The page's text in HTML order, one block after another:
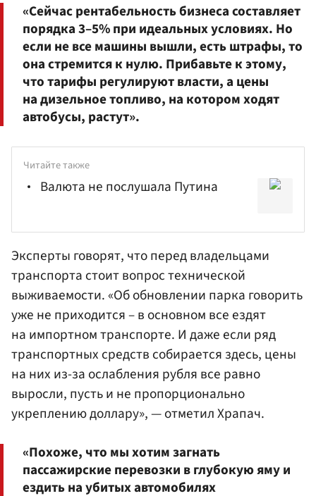
«Сейчас рентабельность бизнеса составляет
порядка 3–5% при идеальных условиях. Но
если не все машины вышли, есть штрафы, то
она стремится к нулю. Прибавьте к этому,
что тарифы регулируют власти, а цены
на дизельное топливо, на котором ходят
автобусы, растут».
Читайте также
Валюта не послушала Путина
Эксперты говорят, что перед владельцами
транспорта стоит вопрос технической
выживаемости. «Об обновлении парка говорить
уже не приходится – в основном все ездят
на импортном транспорте. И даже если ряд
транспортных средств собирается здесь, цены
на них из-за ослабления рубля все равно
выросли, пусть и не пропорционально
укреплению доллару», — отметил Храпач.
«Похоже, что мы хотим загнать
пассажирские перевозки в глубокую яму и
ездить на убитых автомобилях